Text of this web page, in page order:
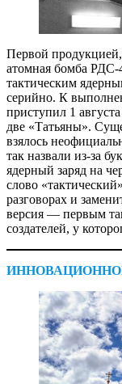
Первой
атомная бомба РДС-
тактическим
серийно. К
приступил 1
две «Татьяны».
взялось
так назвали из-за
ядерный заряд на
слово
разговорах и
версия — первым
создателей, у